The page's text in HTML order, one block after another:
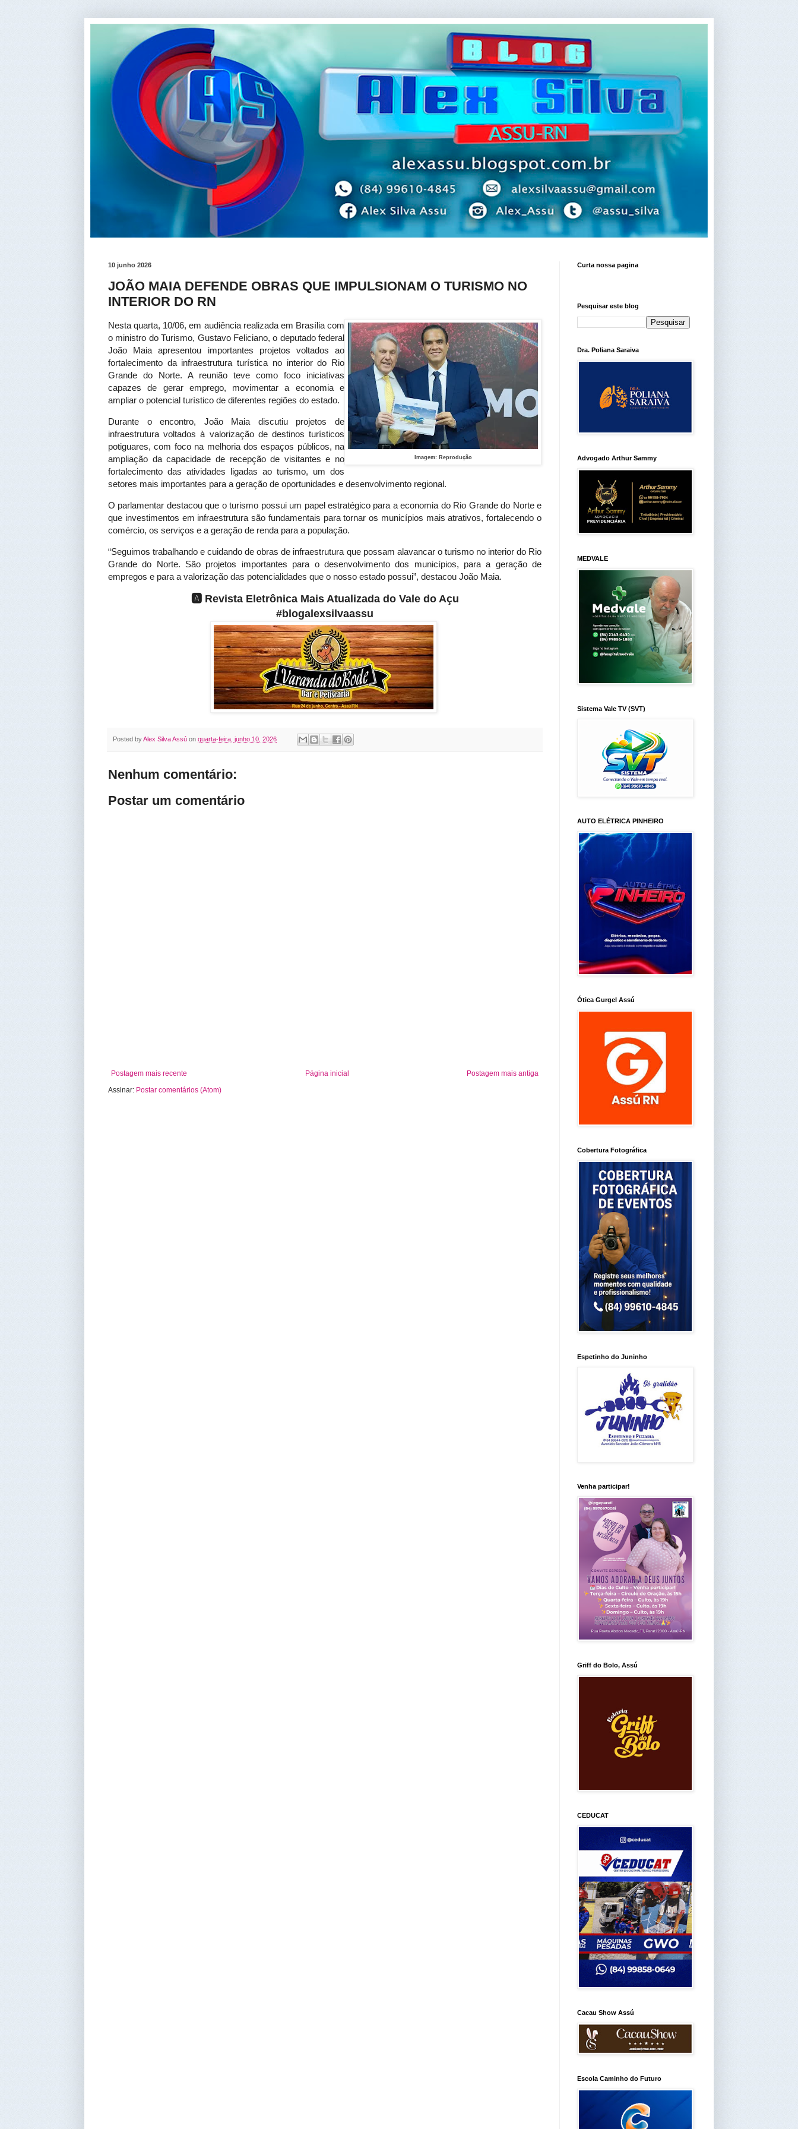
10 junho 2026
JOÃO MAIA DEFENDE OBRAS QUE IMPULSIONAM O TURISMO NO
INTERIOR DO RN
Imagem: Reprodução
Nesta quarta, 10/06, em audiência realizada em Brasília com
o ministro do Turismo, Gustavo Feliciano, o deputado federal
João Maia apresentou importantes projetos voltados ao
fortalecimento da infraestrutura turística no interior do Rio
Grande do Norte. A reunião teve como foco iniciativas
capazes de gerar emprego, movimentar a economia e
ampliar o potencial turístico de diferentes regiões do estado.
Durante o encontro, João Maia discutiu projetos de
infraestrutura voltados à valorização de destinos turísticos
potiguares, com foco na melhoria dos espaços públicos, na
ampliação da capacidade de recepção de visitantes e no
fortalecimento das atividades ligadas ao turismo, um dos
setores mais importantes para a geração de oportunidades e desenvolvimento regional.
O parlamentar destacou que o turismo possui um papel estratégico para a economia do Rio Grande do Norte e
que investimentos em infraestrutura são fundamentais para tornar os municípios mais atrativos, fortalecendo o
comércio, os serviços e a geração de renda para a população.
“Seguimos trabalhando e cuidando de obras de infraestrutura que possam alavancar o turismo no interior do Rio
Grande do Norte. São projetos importantes para o desenvolvimento dos municípios, para a geração de
empregos e para a valorização das potencialidades que o nosso estado possui”, destacou João Maia.
🅰️ Revista Eletrônica Mais Atualizada do Vale do Açu
#blogalexsilvaassu
Posted byAlex Silva Assú on quarta-feira, junho 10, 2026
Nenhum comentário:
Postar um comentário
Postagem mais recente Postagem mais antiga
Página inicial
Assinar: Postar comentários (Atom)
Curta nossa pagina
Pesquisar este blog
Dra. Poliana Saraiva
Advogado Arthur Sammy
MEDVALE
Sistema Vale TV (SVT)
AUTO ELÉTRICA PINHEIRO
Ótica Gurgel Assú
Cobertura Fotográfica
Espetinho do Juninho
Venha participar!
Griff do Bolo, Assú
CEDUCAT
Cacau Show Assú
Escola Caminho do Futuro